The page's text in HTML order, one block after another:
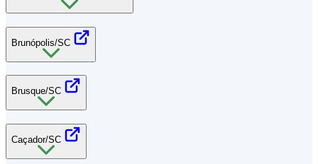
Brunópolis/SC
Brusque/SC
Caçador/SC